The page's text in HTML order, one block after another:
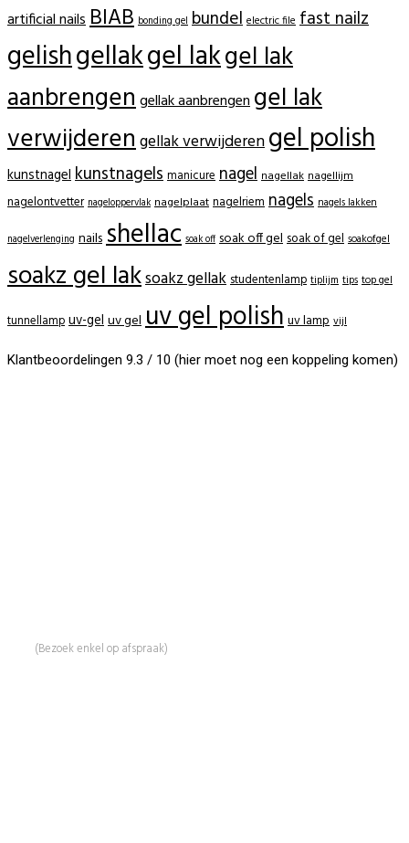
artificial nailsBIAB bonding gel bundel electric file fast nailz
gelishgellakgel lakgel lak
aanbrengengellak aanbrengengel lak
verwijderengellak verwijderengel polish
kunstnagelkunstnagels manicure nagel nagellak nagellijm
nagelontvetter nageloppervlak nagelplaat nagelriemnagels nagels lakken
nagelverlenging nailsshellac soak off soak off gelsoak of gel soakofgel
soakz gel laksoakz gellakstudentenlamp tiplijm tips top gel
tunnellamp uv-geluv geluv gel polishuv lamp vijl
Klantbeoordelingen 9.3 / 10 (hier moet nog een koppeling komen)
(Bezoek enkel op afspraak)